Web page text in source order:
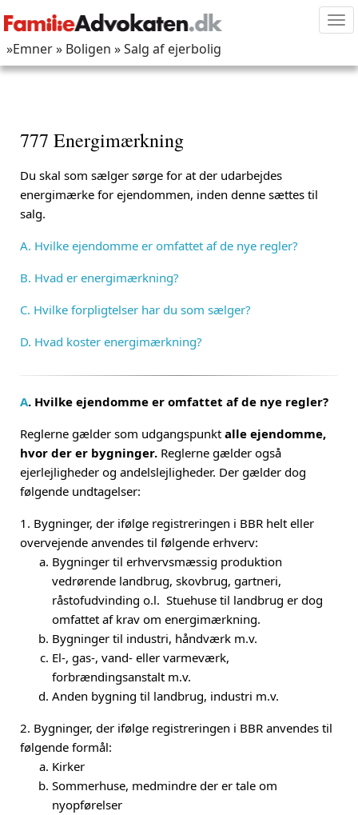
»Emner» Boligen » Salg af ejerbolig
777 Energimærkning
Du skal som sælger sørge for at der udarbejdes
energimærke for ejendommen, inden denne sættes til
salg.
A. Hvilke ejendomme er omfattet af de nye regler?
B. Hvad er energimærkning?
C. Hvilke forpligtelser har du som sælger?
D. Hvad koster energimærkning?
A. Hvilke ejendomme er omfattet af de nye regler?
Reglerne gælder som udgangspunkt alle ejendomme,
hvor der er bygninger. Reglerne gælder også
ejerlejligheder og andelslejligheder. Der gælder dog
følgende undtagelser:
1. Bygninger, der ifølge registreringen i BBR helt eller
overvejende anvendes til følgende erhverv:
Bygninger til erhvervsmæssig produktion
vedrørende landbrug, skovbrug, gartneri,
råstofudvinding o.l. Stuehuse til landbrug er dog
omfattet af krav om energimærkning.
Bygninger til industri, håndværk m.v.
El-, gas-, vand- eller varmeværk,
forbrændingsanstalt m.v.
Anden bygning til landbrug, industri m.v.
2. Bygninger, der ifølge registreringen i BBR anvendes til
følgende formål:
Kirker
Sommerhuse, medmindre der er tale om
nyopførelser